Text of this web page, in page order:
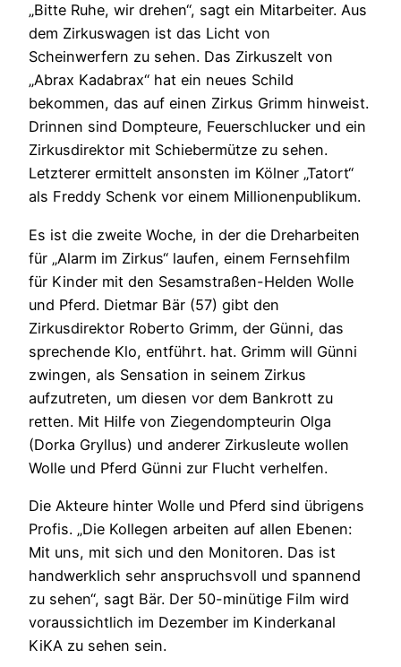
„Bitte Ruhe, wir drehen“, sagt ein Mitarbeiter. Aus
dem Zirkuswagen ist das Licht von
Scheinwerfern zu sehen. Das Zirkuszelt von
„Abrax Kadabrax“ hat ein neues Schild
bekommen, das auf einen Zirkus Grimm hinweist.
Drinnen sind Dompteure, Feuerschlucker und ein
Zirkusdirektor mit Schiebermütze zu sehen.
Letzterer ermittelt ansonsten im Kölner „Tatort“
als Freddy Schenk vor einem Millionenpublikum.
Es ist die zweite Woche, in der die Dreharbeiten
für „Alarm im Zirkus“ laufen, einem Fernsehfilm
für Kinder mit den Sesamstraßen-Helden Wolle
und Pferd. Dietmar Bär (57) gibt den
Zirkusdirektor Roberto Grimm, der Günni, das
sprechende Klo, entführt. hat. Grimm will Günni
zwingen, als Sensation in seinem Zirkus
aufzutreten, um diesen vor dem Bankrott zu
retten. Mit Hilfe von Ziegendompteurin Olga
(Dorka Gryllus) und anderer Zirkusleute wollen
Wolle und Pferd Günni zur Flucht verhelfen.
Die Akteure hinter Wolle und Pferd sind übrigens
Profis. „Die Kollegen arbeiten auf allen Ebenen:
Mit uns, mit sich und den Monitoren. Das ist
handwerklich sehr anspruchsvoll und spannend
zu sehen“, sagt Bär. Der 50-minütige Film wird
voraussichtlich im Dezember im Kinderkanal
KiKA zu sehen sein.